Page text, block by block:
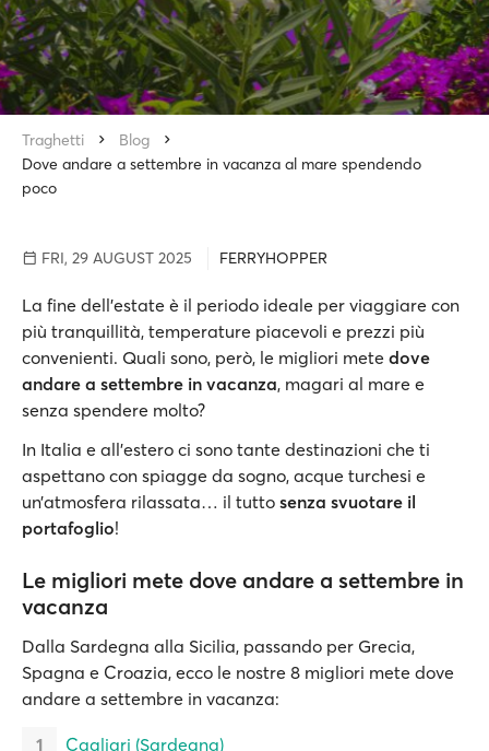
Traghetti
Blog
Dove andare a settembre in vacanza al mare spendendo
poco
FRI, 29 AUGUST 2025 FERRYHOPPER
La fine dell'estate è il periodo ideale per viaggiare con
più tranquillità, temperature piacevoli e prezzi più
convenienti. Quali sono, però, le migliori mete dove
andare a settembre in vacanza, magari al mare e
senza spendere molto?
In Italia e all’estero ci sono tante destinazioni che ti
aspettano con spiagge da sogno, acque turchesi e
un’atmosfera rilassata… il tutto senza svuotare il
portafoglio!
Le migliori mete dove andare a settembre in
vacanza
Dalla Sardegna alla Sicilia, passando per Grecia,
Spagna e Croazia, ecco le nostre 8 migliori mete dove
andare a settembre in vacanza:
Cagliari (Sardegna)